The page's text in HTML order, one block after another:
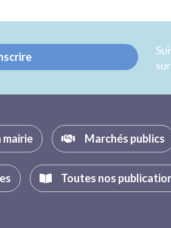
Twitter
Facebook
sur
Marchés publics
Toutes nos